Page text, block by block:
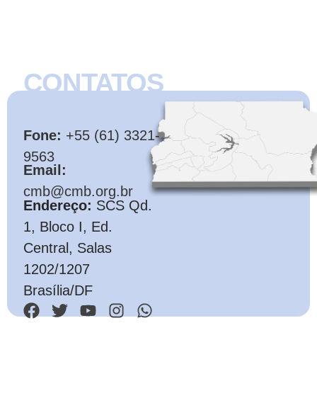
CONTATOS
Fone: +55 (61) 3321-
9563
Email:
cmb@cmb.org.br
Endereço: SCS Qd.
1, Bloco I, Ed.
Central, Salas
1202/1207
Brasília/DF